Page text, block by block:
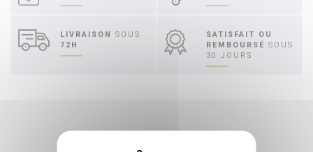
LIVRAISON
SOUS
72H
SATISFAIT OU
REMBOURSÉ SOUS
30 JOURS